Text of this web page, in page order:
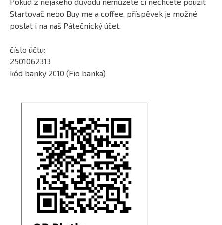
Startovač nebo Buy me a coffee, příspěvek je možné
poslat i na náš Pátečnický účet.
číslo účtu:
2501062313
kód banky 2010 (Fio banka)